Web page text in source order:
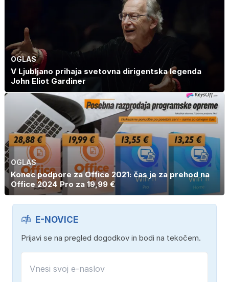
OGLAS
V Ljubljano prihaja svetovna dirigentska legenda
John Eliot Gardiner
OGLAS
Konec podpore za Office 2021: čas je za prehod na
Office 2024 Pro za 19,99 €
E-NOVICE
Prijavi se na pregled dogodkov in bodi na tekočem.